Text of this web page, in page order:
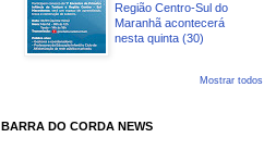
Região Centro-Sul do
Maranhã acontecerá
nesta quinta (30)
Mostrar todos
BARRA DO CORDA NEWS